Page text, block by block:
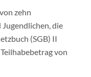
zehn
die
(SGB) II
von